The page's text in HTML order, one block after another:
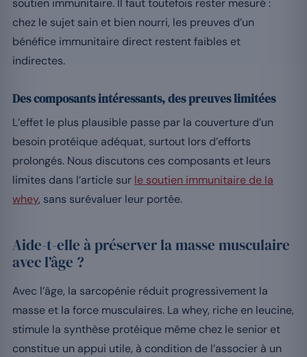
soutien immunitaire. Il faut toutefois rester mesuré :
chez le sujet sain et bien nourri, les preuves d’un
bénéfice immunitaire direct restent faibles et
indirectes.
Des composants intéressants, des preuves limitées
L’effet le plus plausible passe par la couverture d’un
besoin protéique adéquat, surtout lors d’efforts
prolongés. Nous discutons ces composants et leurs
limites dans l’article sur le soutien immunitaire de la
whey, sans surévaluer leur portée.
Aide-t-elle à préserver la masse musculaire
avec l’âge ?
Avec l’âge, la sarcopénie réduit progressivement la
masse et la force musculaires. La whey, riche en leucine,
stimule la synthèse protéique même chez le senior et
constitue un appui utile, à condition de l’associer à un